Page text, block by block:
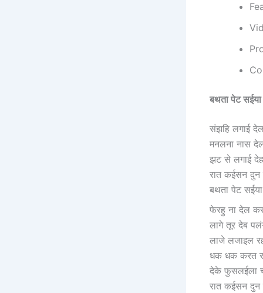
बथता पेट
संझहि लगाई
मनलना नास
झट से लगाई
रात कईसन
बथता पेट
फेरहु ना देल
लागे तूर देब
लाजे लजाइल
धक धक करत
देके फुसलईला
रात कईसन